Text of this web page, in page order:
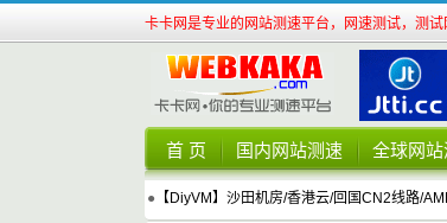
卡卡网是专业的网站测速平台，网速测试，测
首 页 国内网站测速 全球网
● 【DiyVM】沙田机房/香港云/回国CN2线路/